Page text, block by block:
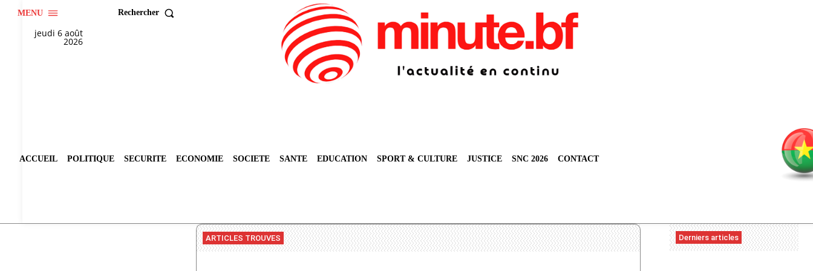
MENU Rechercher
jeudi 6 août
2026
ACCUEIL POLITIQUE SECURITE ECONOMIE SOCIETE SANTE EDUCATION SPORT & CULTURE JUSTICE SNC 2026 CONTACT
ARTICLES TROUVES Derniers articles